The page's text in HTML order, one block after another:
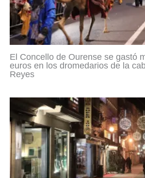
El Concello de Ourense se gastó
euros en los dromedarios de la
Reyes